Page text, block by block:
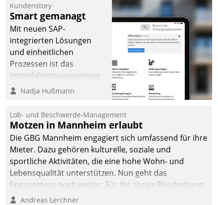
Kundenstory
Smart gemanagt
Mit neuen SAP-
integrierten Lösungen
und einheitlichen
Prozessen ist das
Immobilienmanagement
der Bayerischen
Ressort Kapitalanlage für
künftige Aufgaben und
Herausforderungen
gerüstet.
Nadja Hußmann
Lob- und Beschwerde-Management
Motzen in Mannheim erlaubt
Die GBG Mannheim engagiert sich umfassend für ihre
Mieter. Dazu gehören kulturelle, soziale und
sportliche Aktivitäten, die eine hohe Wohn- und
Lebensqualität unterstützen. Nun geht das
Engagement noch weiter: Für die zügige Bearbeitung
von Beschwerden – oder Lob – richtet das
Andreas Lerchner